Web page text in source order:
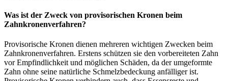
Was ist der Zweck von provisorischen Kronen beim
Zahnkronenverfahren?
Provisorische Kronen dienen mehreren wichtigen Zwecken beim
Zahnkronenverfahren. Erstens schützen sie den vorbereiteten Zahn
vor Empfindlichkeit und möglichen Schäden, da der umgeformte
Zahn ohne seine natürliche Schmelzbedeckung anfälliger ist.